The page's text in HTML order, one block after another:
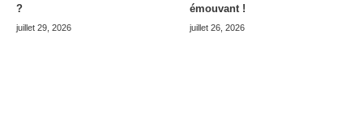
?
juillet 29, 2026
émouvant !
juillet 26, 2026